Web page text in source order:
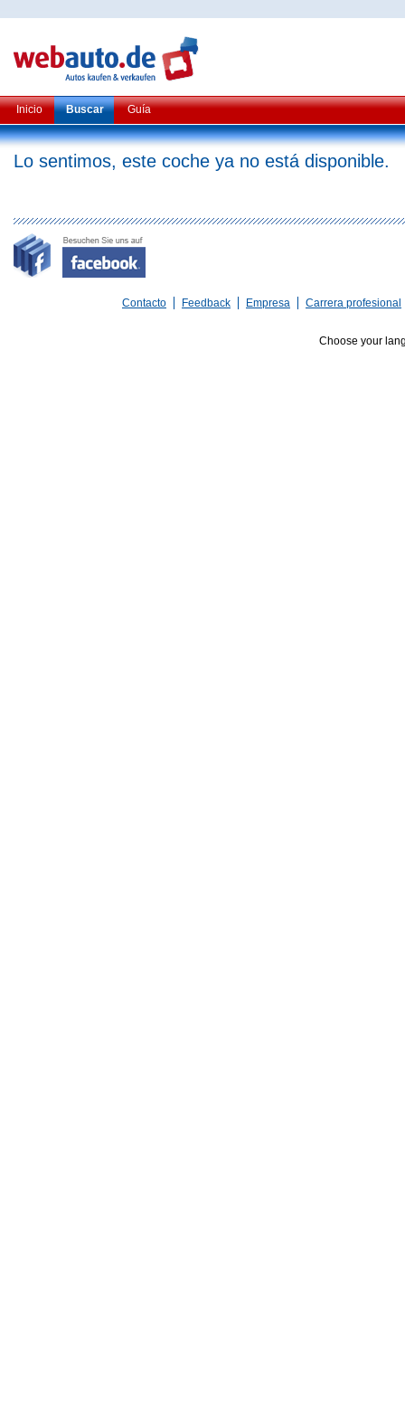
Inicio Buscar Guía
Lo sentimos, este coche ya no está disponible.
Contacto Feedback Empresa Carrera profesional
Choose your